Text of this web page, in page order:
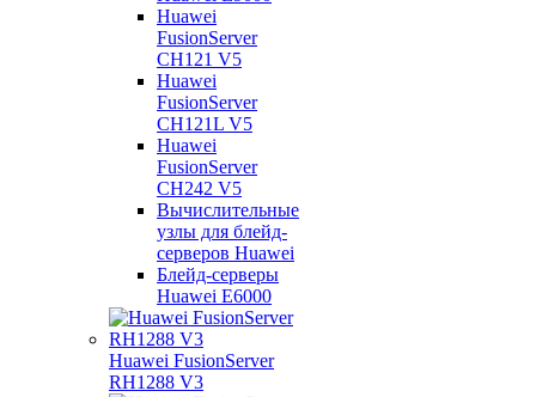
Huawei
FusionServer
CH121 V5
Huawei
FusionServer
CH121L V5
Huawei
FusionServer
CH242 V5
Вычислительные
узлы для блейд-
серверов Huawei
Блейд-серверы
Huawei E6000
Huawei FusionServer
RH1288 V3